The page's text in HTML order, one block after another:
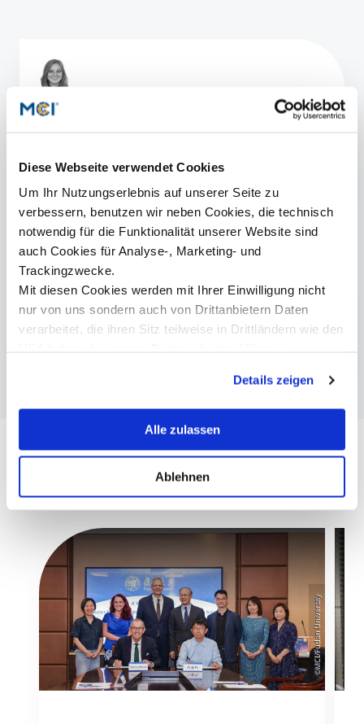
Diese Webseite verwendet Cookies
Um Ihr Nutzungserlebnis auf unserer Seite zu
verbessern, benutzen wir neben Cookies, die technisch
notwendig für die Funktionalität unserer Website sind
auch Cookies für Analyse-, Marketing- und
Trackingzwecke.
Mit diesen Cookies werden mit Ihrer Einwilligung nicht
nur von uns sondern auch von Drittanbietern Daten
verarbeitet, die ihren Sitz teilweise in Drittländern wie den
erklären Ihnen genau, was eine Datenübermittlung in die
USA bedeuten kann.
Details zeigen
Alle zulassen
Ablehnen
Patricia Pichler, BA
patricia.pichler@mci.edu
Mehr Informationen
Entrepreneurship & Tourismus | Master
ITB Berlin
Deutsche Gesellschaft für
©MCI/Fudan University